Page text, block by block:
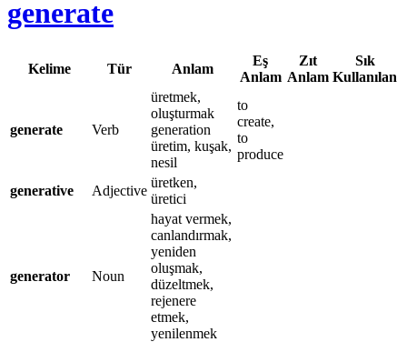
generate
Kelime Tür Anlam
Eş
Anlam
Zıt
Anlam
Sık
Kullanılan
generate Verb
üretmek,
oluşturmak
generation
üretim, kuşak,
nesil
to
create,
to
produce
generative Adjective
üretken,
üretici
generator Noun
hayat vermek,
canlandırmak,
yeniden
oluşmak,
düzeltmek,
rejenere
etmek,
yenilenmek